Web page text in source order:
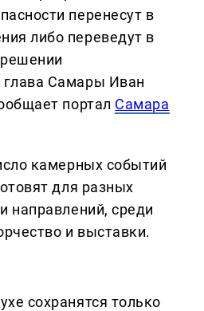
перенесут в
либо переведут в
Самары Иван
портал Самара
камерных событий
для разных
направлений, среди
и выставки.
сохранятся только